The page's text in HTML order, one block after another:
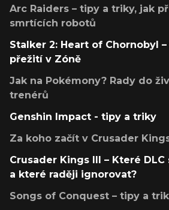
Arc Raiders – tipy a triky, jak
smrtících robotů
Stalker 2: Heart of Chornobyl
přežití v Zóně
Jak na Pokémony? Rady do
trenérů
Genshin Impact - tipy a triky
Za koho začít v Crusader
Crusader Kings III – Které
a které raději ignorovat?
Songs of Conquest – tipy a